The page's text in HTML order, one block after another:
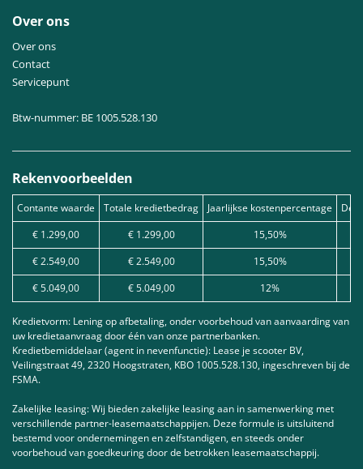
Over ons
Over ons
Contact
Servicepunt
Btw-nummer: BE 1005.528.130
Rekenvoorbeelden
Contante waarde Totale kredietbedrag Jaarlijkse kostenpercentage
€ 1.299,00
€ 1.299,00
15,50%
€ 2.549,00
€ 2.549,00
15,50%
€ 5.049,00
€ 5.049,00 12%
Kredietvorm: Lening op afbetaling, onder voorbehoud van aanvaarding van
uw kredietaanvraag door één van onze partnerbanken.
Kredietbemiddelaar (agent in nevenfunctie): Lease je scooter BV,
Veilingstraat 49, 2320 Hoogstraten, KBO 1005.528.130, ingeschreven bij de
FSMA.
Zakelijke leasing: Wij bieden zakelijke leasing aan in samenwerking met
verschillende partner-leasemaatschappijen. Deze formule is uitsluitend
bestemd voor ondernemingen en zelfstandigen, en steeds onder
voorbehoud van goedkeuring door de betrokken leasemaatschappij.